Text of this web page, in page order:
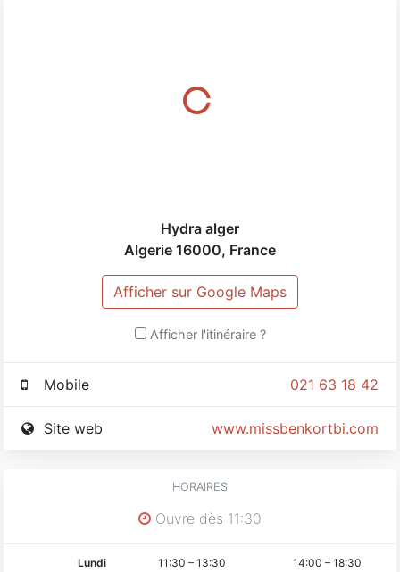
Hydra alger
Algerie 16000, France
Afficher sur Google Maps
Afficher l'itinéraire ?
021 63 18 42
Mobile
www.missbenkortbi.com
Site web
HORAIRES
Ouvre dès 11:30
Lundi 11:30 – 13:30 14:00 –18:30